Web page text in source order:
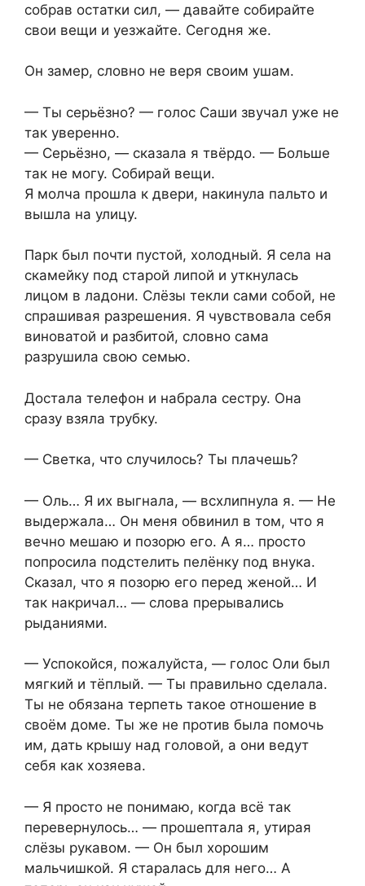
собрав остатки сил, — давайте собирайте
свои вещи и уезжайте. Сегодня же.
Он замер, словно не веря своим ушам.
— Ты серьёзно? — голос Саши звучал уже не
так уверенно.
— Серьёзно, — сказала я твёрдо. — Больше
так не могу. Собирай вещи.
Я молча прошла к двери, накинула пальто и
вышла на улицу.
Парк был почти пустой, холодный. Я села на
скамейку под старой липой и уткнулась
лицом в ладони. Слёзы текли сами собой, не
спрашивая разрешения. Я чувствовала себя
виноватой и разбитой, словно сама
разрушила свою семью.
Достала телефон и набрала сестру. Она
сразу взяла трубку.
— Светка, что случилось? Ты плачешь?
— Оль… Я их выгнала, — всхлипнула я. — Не
выдержала… Он меня обвинил в том, что я
вечно мешаю и позорю его. А я… просто
попросила подстелить пелёнку под внука.
Сказал, что я позорю его перед женой… И
так накричал… — слова прерывались
рыданиями.
— Успокойся, пожалуйста, — голос Оли был
мягкий и тёплый. — Ты правильно сделала.
Ты не обязана терпеть такое отношение в
своём доме. Ты же не против была помочь
им, дать крышу над головой, а они ведут
себя как хозяева.
— Я просто не понимаю, когда всё так
перевернулось… — прошептала я, утирая
слёзы рукавом. — Он был хорошим
мальчишкой. Я старалась для него… А